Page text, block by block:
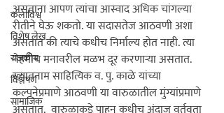
कलाविश्व
विशेष लेख
राजकीय
विश्लेषण
सामाजिक
असताना आपण त्यांचा आस्वाद अधिक चांगल्या
रीतीने घेऊ शकतो. या सदासतेज आठवणी अशा
असतात की त्याचे कधीच निर्माल्य होत नाही. त्या
नेहमीच मनावरील मळभ दूर करणार्‍या असतात.
ख्यातनाम साहित्यिक व. पु. काळे यांच्या
कल्पनेप्रमाणे आठवणी या वारुळातील मुंग्यांप्रमाणे